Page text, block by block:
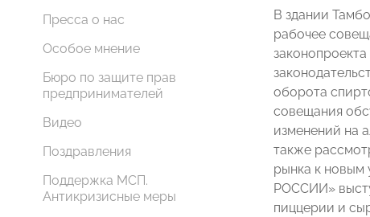
Пресса о нас
Особое мнение
Бюро по защите прав
предпринимателей
Видео
Поздравления
Поддержка МСП.
Антикризисные меры
В здании
рабочее
оборота
совещания
изменений на
также
рынка к
РОССИИ»
пиццерии и